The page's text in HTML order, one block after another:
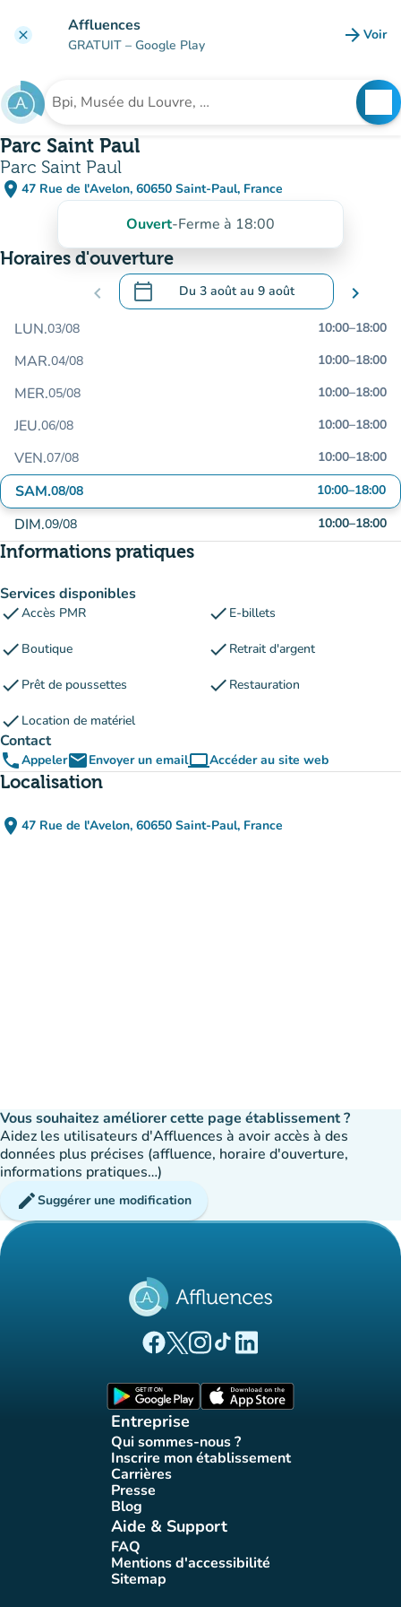
clear Affluences
GRATUIT – Google Play arrow_forward Voir
Rechercher un établissement
Parc Saint Paul
Parc Saint Paul
place 47 Rue de l'Avelon, 60650 Saint-Paul, France
(ouvrir dans Google Maps)
(nouvel onglet)
Ouvert-Ferme à 18:00
Horaires d'ouverture
chevron_left calendar_today Du 3 aoûtau 9 août
.Ouvrir le calendrier pour changer de
chevron_right
LUN.03/08 10:00–18:00
MAR.04/08 10:00–18:00
MER.05/08 10:00–18:00
JEU.06/08 10:00–18:00
VEN.07/08 10:00–18:00
SAM.08/08 10:00–18:00
DIM.09/08 10:00–18:00
Informations pratiques
Services disponibles
checkAccès PMR check E-billets
check Boutique check Retrait d'argent
check Prêt de poussettes check Restauration
check Location de matériel
Contact
phoneAppeleremailEnvoyer un emailcomputerAccéder au site web
(nouvel onglet)
Localisation
place 47 Rue de l'Avelon, 60650 Saint-Paul, France
(ouvrir dans Google Maps)
(nouvel onglet)
Vous souhaitez améliorer cette page établissement ?
Aidez les utilisateurs d'Affluences à avoir accès à des
données plus précises (affluence, horaire d'ouverture,
informations pratiques…)
editSuggérer une modification
(nouvel onglet)
(nouvel onglet)
(nouvel onglet)
(nouvel onglet)
(nouvel onglet)
Entreprise
Qui sommes-nous ?
(nouvel onglet)
Inscrire mon établissement
(nouvel onglet)
Carrières(nouvel onglet)
Presse(nouvel onglet)
Blog(nouvel onglet)
Aide & Support
FAQ(nouvel onglet)
Mentions d'accessibilité
(nouvel onglet)
Sitemap(nouvel onglet)